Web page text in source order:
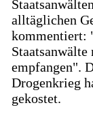
alltäglichen
kommentiert:
empfangen".
Drogenkrieg
gekostet.